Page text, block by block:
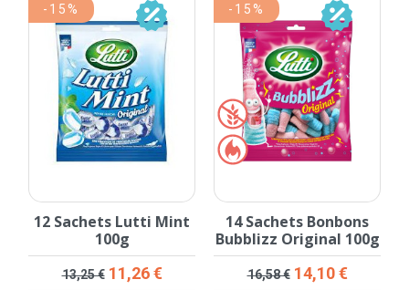
12 Sachets Lutti Mint
100g
Prix de base
13,25 € Prix
11,26 €
-15%
14 Sachets Bonbons
Bubblizz Original 100g
Prix de base
16,58 € Prix
14,10 €
-15%